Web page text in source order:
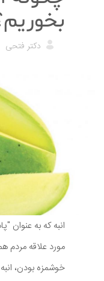
دکتر فتحی
انبه که به عنوان
مورد علاقه مردم
خوشمزه بودن،